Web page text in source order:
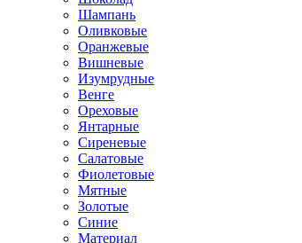
Шампань
Оливковые
Оранжевые
Вишневые
Изумрудные
Венге
Ореховые
Янтарные
Сиреневые
Салатовые
Фиолетовые
Мятные
Золотые
Синие
Материал